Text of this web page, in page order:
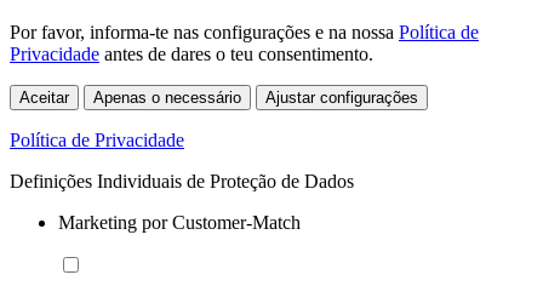
Por favor, informa-te nas configurações e na nossa Política de
Privacidade antes de dares o teu consentimento.
Aceitar Apenas o necessário Ajustar configurações
Política de Privacidade
Definições Individuais de Proteção de Dados
Marketing por Customer-Match